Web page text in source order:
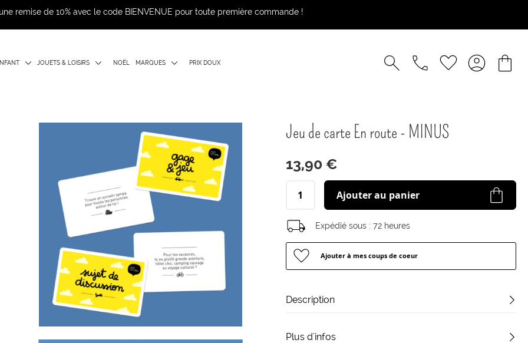
remise de 10% avec le code BIENVENUE pour toute première commande !
JOUETS & LOISIRS NOËL MARQUES PRIX DOUX
Jeu de carte En route - MINUS
13,90 €
Ajouter au panier
Expédié sous : 72 heures
Ajouter à mes coups de coeur
Description
Plus d'infos